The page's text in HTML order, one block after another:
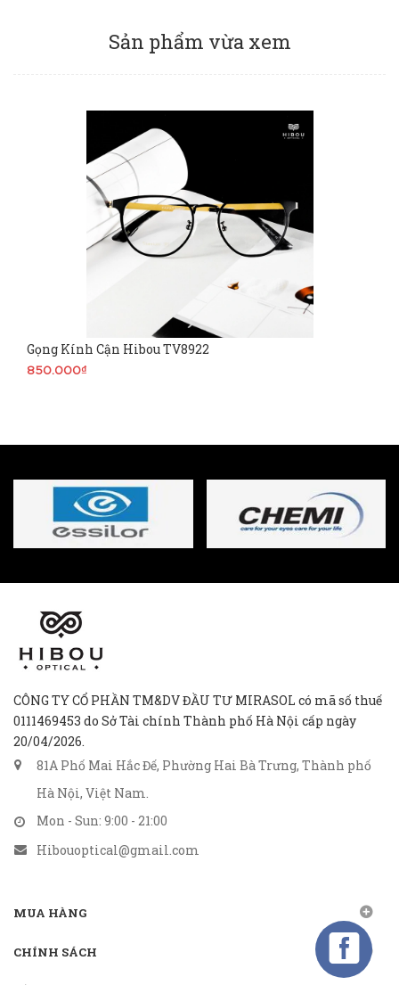
Sản phẩm vừa xem
Gọng Kính Cận Hibou TV8922
850.000₫
CÔNG TY CỔ PHẦN TM&DV ĐẦU TƯ MIRASOL có mã số thuế
0111469453 do Sở Tài chính Thành phố Hà Nội cấp ngày
20/04/2026.
81A Phố Mai Hắc Đế, Phường Hai Bà Trưng, Thành phố
Hà Nội, Việt Nam.
Mon - Sun: 9:00 - 21:00
Hibouoptical@gmail.com
MUA HÀNG
CHÍNH SÁCH